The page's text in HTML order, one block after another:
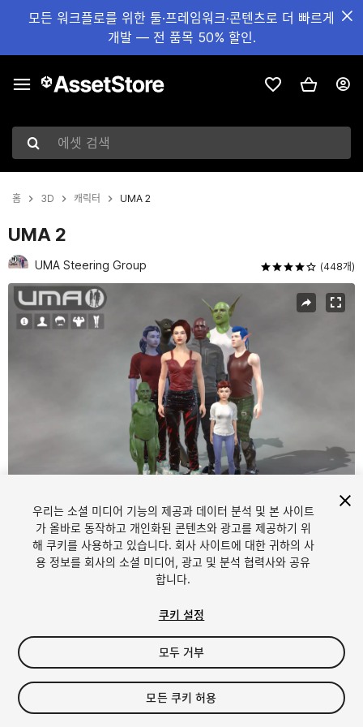
모든 워크플로를 위한 툴·프레임워크·콘텐츠로 더 빠르게
개발 — 전 품목 50% 할인.
에셋 검색
홈 3D 캐릭터 UMA 2
UMA 2
UMA Steering Group (448개)
현재 슬라이드: 1 / 23
FREE
1131viewsin the past week
우리는 소셜 미디어 기능의 제공과 데이터 분석 및 본 사이트
가 올바로 동작하고 개인화된 콘텐츠와 광고를 제공하기 위
해 쿠키를 사용하고 있습니다. 회사 사이트에 대한 귀하의 사
용 정보를 회사의 소셜 미디어, 광고 및 분석 협력사와 공유
합니다.
쿠키 설정
모두 거부
모든 쿠키 허용